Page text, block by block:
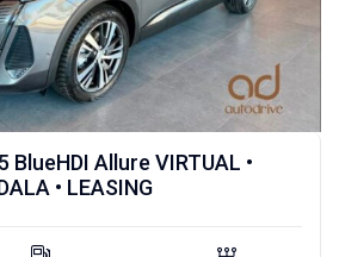
BlueHDI Allure VIRTUAL •
• LEASING